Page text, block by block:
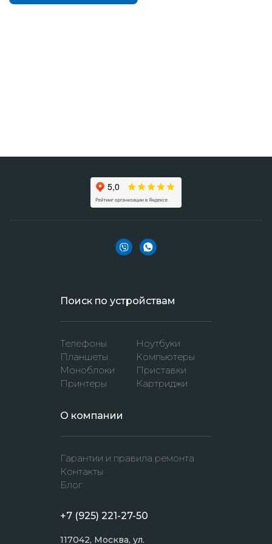
Поиск по устройствам
Телефоны
Ноутбуки
Планшеты
Компьютеры
Моноблоки
Приставки
Принтеры
Картриджи
O компании
Гарантии и правила ремонта
Контакты
Блог
+7 (925) 221-27-50
117042, Москва, ул.